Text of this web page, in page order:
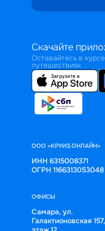
Скачайте
Оставайтесь в
путешествиях
ООО «КРУИЗ.ОНЛАЙН»
ИНН 6315008371
ОГРН 1166313053048
ОФИСЫ
Самара, ул.
Галактионовская 157,